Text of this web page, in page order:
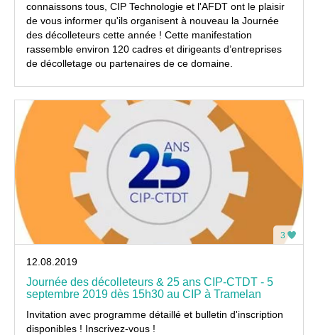
connaissons tous, CIP Technologie et l'AFDT ont le plaisir
de vous informer qu'ils organisent à nouveau la Journée
des décolleteurs cette année ! Cette manifestation
rassemble environ 120 cadres et dirigeants d’entreprises
de décolletage ou partenaires de ce domaine.
3
12.08.2019
Journée des décolleteurs & 25 ans CIP-CTDT - 5
septembre 2019 dès 15h30 au CIP à Tramelan
Invitation avec programme détaillé et bulletin d'inscription
disponibles ! Inscrivez-vous !